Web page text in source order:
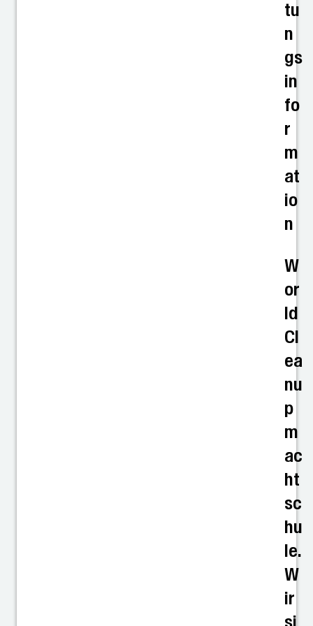
tu
n
gs
in
fo
r
m
at
io
n
W
or
ld
Cl
ea
nu
p
m
ac
ht
sc
hu
le.
W
ir
si